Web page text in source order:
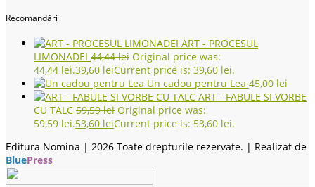
Recomandări
ART - PROCESUL
LIMONADEI 44,44lei Original price was:
44,44 lei.39,60 leiCurrent price is: 39,60 lei.
Un cadou pentru Lea 45,00 lei
ART - FABULE SI VORBE
CU TALC 59,59lei Original price was:
59,59 lei.53,60 leiCurrent price is: 53,60 lei.
Editura Nomina | 2026 Toate drepturile rezervate. | Realizat de
BluePress